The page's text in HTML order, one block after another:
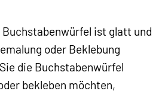
Buchstabenwürfel ist glatt und
oder Beklebung
die Buchstabenwürfel
bekleben möchten,